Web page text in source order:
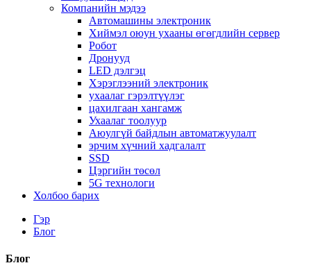
Компанийн мэдээ
Автомашины электроник
Хиймэл оюун ухааны өгөгдлийн сервер
Робот
Дронууд
LED дэлгэц
Хэрэглээний электроник
ухаалаг гэрэлтүүлэг
цахилгаан хангамж
Ухаалаг тоолуур
Аюулгүй байдлын автоматжуулалт
эрчим хүчний хадгалалт
SSD
Цэргийн төсөл
5G технологи
Холбоо барих
Гэр
Блог
Блог